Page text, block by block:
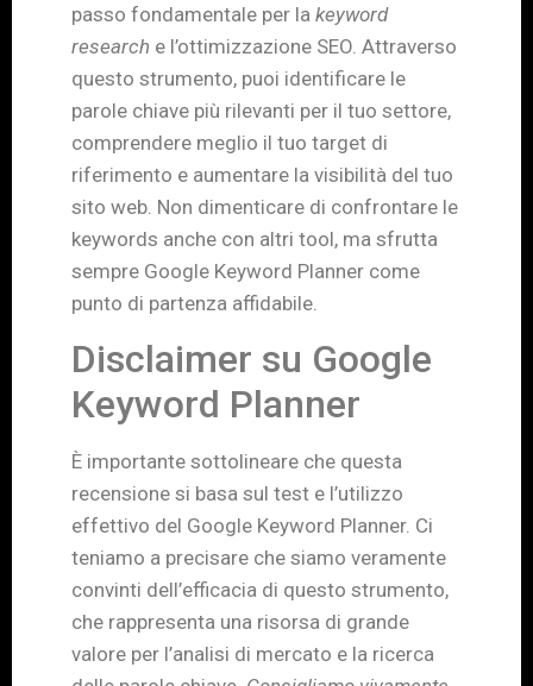
passo fondamentale per la keyword
research e l’ottimizzazione SEO. Attraverso
questo strumento, puoi identificare le
parole chiave più rilevanti per il tuo settore,
comprendere meglio il tuo target di
riferimento e aumentare la visibilità del tuo
sito web. Non dimenticare di confrontare le
keywords anche con altri tool, ma sfrutta
sempre Google Keyword Planner come
punto di partenza affidabile.
Disclaimer su Google
Keyword Planner
È importante sottolineare che questa
recensione si basa sul test e l’utilizzo
effettivo del Google Keyword Planner. Ci
teniamo a precisare che siamo veramente
convinti dell’efficacia di questo strumento,
che rappresenta una risorsa di grande
valore per l’analisi di mercato e la ricerca